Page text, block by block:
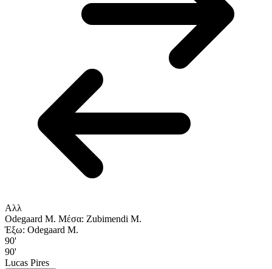
Αλλ
Odegaard M. Μέσα: Zubimendi M.
Έξω: Odegaard M.
90'
90'
Lucas Pires